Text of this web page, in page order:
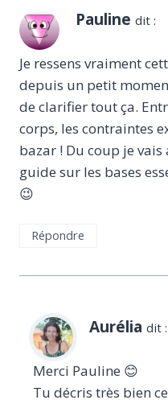
Pauline dit :
Je ressens vraiment
depuis un petit
de clarifier tout ça.
corps, les contraintes
bazar ! Du coup je
guide sur les bases
😉
Répondre
Aurélia dit :
Merci Pauline 😊
Tu décris très bien